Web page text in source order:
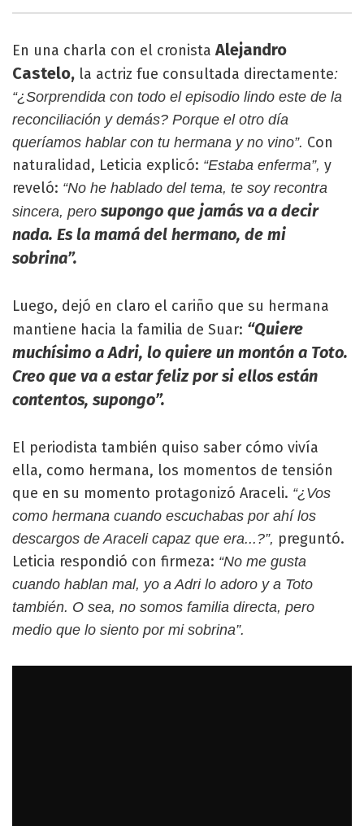
En una charla con el cronista Alejandro
Castelo, la actriz fue consultada directamente:
“¿Sorprendida con todo el episodio lindo este de la
reconciliación y demás? Porque el otro día
queríamos hablar con tu hermana y no vino”. Con
naturalidad, Leticia explicó: “Estaba enferma”, y
reveló: “No he hablado del tema, te soy recontra
sincera, pero supongo que jamás va a decir
nada. Es la mamá del hermano, de mi
sobrina”.
Luego, dejó en claro el cariño que su hermana
mantiene hacia la familia de Suar: “Quiere
muchísimo a Adri, lo quiere un montón a Toto.
Creo que va a estar feliz por si ellos están
contentos, supongo”.
El periodista también quiso saber cómo vivía
ella, como hermana, los momentos de tensión
que en su momento protagonizó Araceli. “¿Vos
como hermana cuando escuchabas por ahí los
descargos de Araceli capaz que era...?”, preguntó.
Leticia respondió con firmeza: “No me gusta
cuando hablan mal, yo a Adri lo adoro y a Toto
también. O sea, no somos familia directa, pero
medio que lo siento por mi sobrina”.